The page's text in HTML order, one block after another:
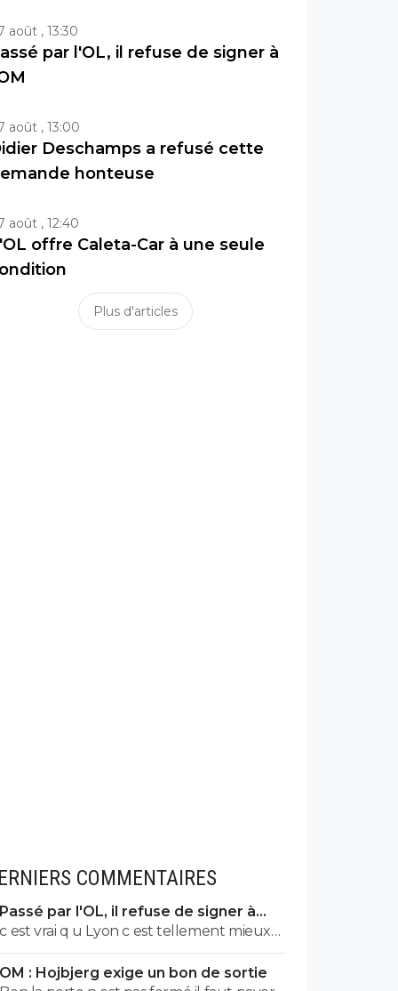
août , 13:30
par l'OL, il refuse de signer à
août , 13:00
Deschamps a refusé cette
honteuse
août , 12:40
offre Caleta-Car à une seule
Plus d'articles
COMMENTAIRES
Passé par l'OL, il refuse de signer à
l'OM
c est vrai q u Lyon c est tellement mieux
qu ailleurs. les saints..... les femmes
enceintes frappées, les cris de singes, les
OM : Hojbjerg exige un bon de sortie